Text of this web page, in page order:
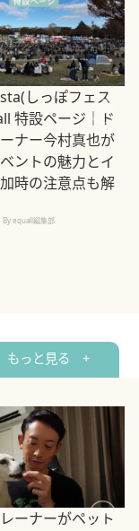
しっぽフェス
特設ページ｜ド
ナー今村真也が
ントの魅力とイ
時の注意点も解
By equall編集部
もっと見る +
ーナーがペット